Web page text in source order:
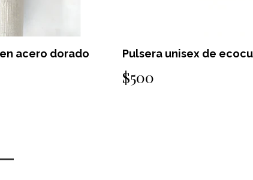
cafe Pulsera de Perlas
$2.000